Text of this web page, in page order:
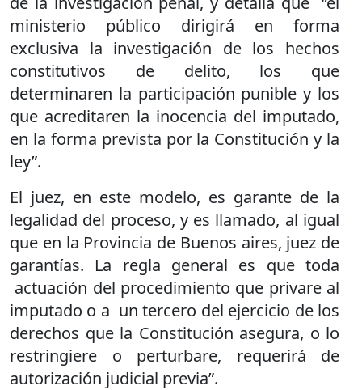
ministerio público dirigirá en forma
exclusiva la investigación de los hechos
constitutivos de delito, los que
determinaren la participación punible y los
que acreditaren la inocencia del imputado,
en la forma prevista por la Constitución y la
ley”.
El juez, en este modelo, es garante de la
legalidad del proceso, y es llamado, al igual
que en la Provincia de Buenos aires, juez de
garantías. La regla general es que toda
actuación del procedimiento que privare al
imputado o a un tercero del ejercicio de los
derechos que la Constitución asegura, o lo
restringiere o perturbare, requerirá de
autorización judicial previa”.